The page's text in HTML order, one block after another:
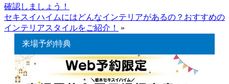
確認しましょう！
セキスイハイムにはどんなインテリアがあるの？おすすめの
インテリアスタイルをご紹介！
»
来場予約特典